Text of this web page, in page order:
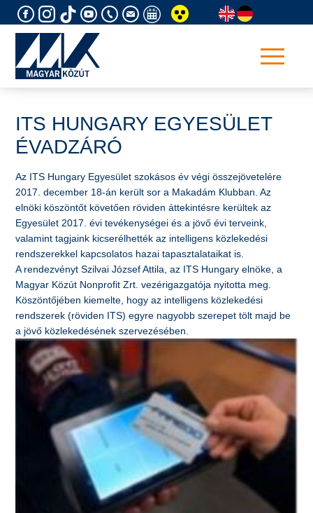
to
ITS HUNGARY EGYESÜLET
ÉVADZÁRÓ
Az ITS Hungary Egyesület szokásos év végi összejövetelére
2017. december 18-án került sor a Makadám Klubban. Az
elnöki köszöntőt követően röviden áttekintésre kerültek az
Egyesület 2017. évi tevékenységei és a jövő évi terveink,
valamint tagjaink kicserélhették az intelligens közlekedési
rendszerekkel kapcsolatos hazai tapasztalataikat is.
A rendezvényt Szilvai József Attila, az ITS Hungary elnöke, a
Magyar Közút Nonprofit Zrt. vezérigazgatója nyitotta meg.
Köszöntőjében kiemelte, hogy az intelligens közlekedési
rendszerek (röviden ITS) egyre nagyobb szerepet tölt majd be
a jövő közlekedésének szervezésében.